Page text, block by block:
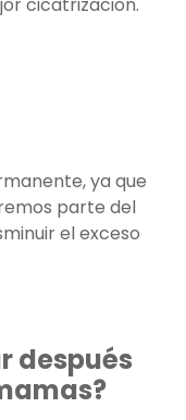
ya que
parte del
el exceso
después